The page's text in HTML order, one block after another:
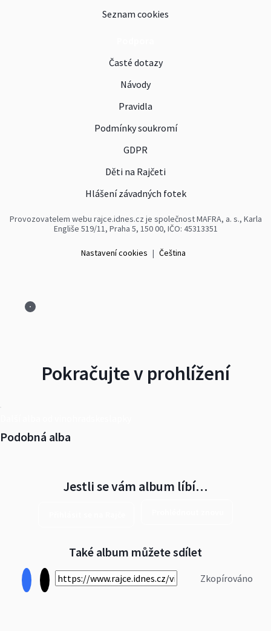
Seznam cookies
Časté dotazy
Návody
Pravidla
Podmínky soukromí
GDPR
Děti na Rajčeti
Hlášení závadných fotek
Provozovatelem webu rajce.idnes.cz je společnost MAFRA, a. s., Karla
Engliše 519/11, Praha 5, 150 00, IČO: 45313351
Nastavení cookies | Čeština
Pokračujte v prohlížení
Podobná alba
Jestli se vám album líbí…
Také album můžete sdílet
Zkopírováno